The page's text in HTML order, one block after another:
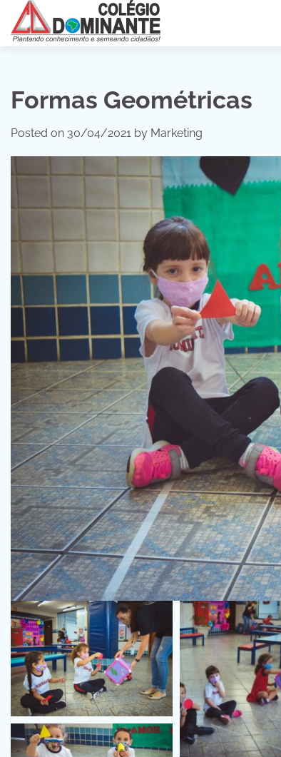
content
Formas Geométricas
Posted on 30/04/2021 by Marketing